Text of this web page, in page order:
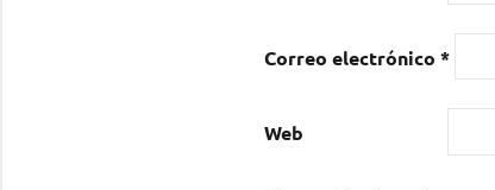
Correo electrónico *
Web